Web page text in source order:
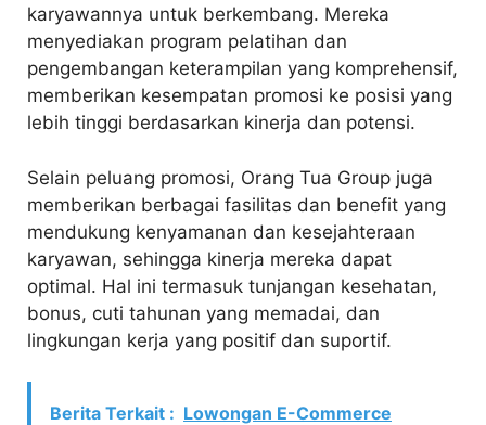
karyawannya untuk berkembang. Mereka
menyediakan program pelatihan dan
pengembangan keterampilan yang komprehensif,
memberikan kesempatan promosi ke posisi yang
lebih tinggi berdasarkan kinerja dan potensi.
Selain peluang promosi, Orang Tua Group juga
memberikan berbagai fasilitas dan benefit yang
mendukung kenyamanan dan kesejahteraan
karyawan, sehingga kinerja mereka dapat
optimal. Hal ini termasuk tunjangan kesehatan,
bonus, cuti tahunan yang memadai, dan
lingkungan kerja yang positif dan suportif.
Berita Terkait : Lowongan E-Commerce